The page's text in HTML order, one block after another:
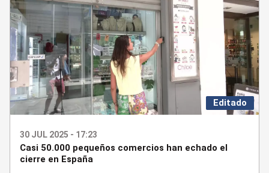
Editado
30 JUL 2025 - 17:23
Casi 50.000 pequeños comercios han echado el
cierre en España